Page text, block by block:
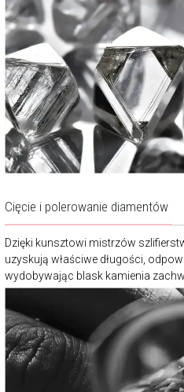
Cięcie i polerowanie diamentów
Dzięki kunsztowi mistrzów
uzyskują właściwe długości,
wydobywając blask kamienia